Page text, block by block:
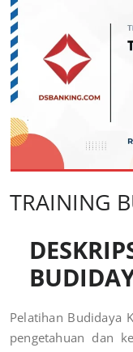
TRAINING
Pelatihan Budidaya
pengetahuan dan